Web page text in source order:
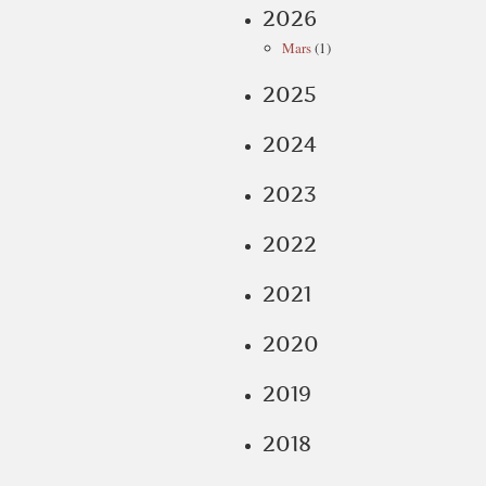
2026
Mars(1)
2025
2024
2023
2022
2021
2020
2019
2018